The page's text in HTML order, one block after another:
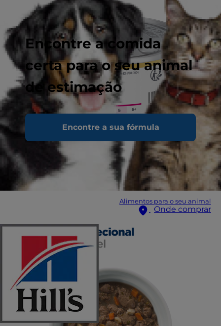
Encontre a comida
certa para o seu animal
de estimação
Encontre a sua fórmula
Alimentos para o seu animal
Onde comprar